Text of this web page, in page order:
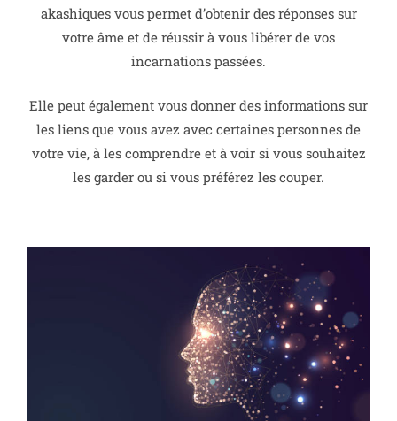
akashiques vous permet d’obtenir des réponses sur
votre âme et de réussir à vous libérer de vos
incarnations passées.
Elle peut également vous donner des informations sur
les liens que vous avez avec certaines personnes de
votre vie, à les comprendre et à voir si vous souhaitez
les garder ou si vous préférez les couper.